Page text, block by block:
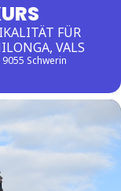
FÜR
VALS
Schwerin